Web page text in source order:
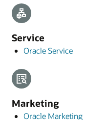
Service
Oracle Service
Marketing
Oracle Marketing